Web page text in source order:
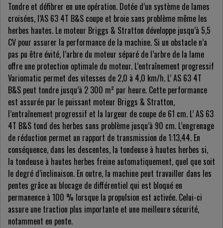
Tondre et défibrer en une opération. Dotée d’un système de lames
croisées, l’AS 63 4T B&S coupe et broie sans problème même les
herbes hautes. Le moteur Briggs & Stratton développe jusqu’à 5,5
CV pour assurer la performance de la machine. Si un obstacle n’a
pas pu être évité, l’arbre du moteur séparé de l’arbre de la lame
offre une protection optimale du moteur. L’entraînement progressif
Variomatic permet des vitesses de 2,0 à 4,0 km/h. L’ AS 63 4T
B&S peut tondre jusqu’à 2 300 m² par heure. Cette performance
est assurée par le puissant moteur Briggs & Stratton,
l’entraînement progressif et la largeur de coupe de 61 cm. L’ AS 63
4T B&S tond des herbes sans problème jusqu’à 90 cm. L’engrenage
de réduction permet un rapport de transmission de 1:13,44. En
conséquence, dans les descentes, la tondeuse à hautes herbes si,
la tondeuse à hautes herbes freine automatiquement, quel que soit
le degré d’inclinaison. En outre, la machine peut travailler dans les
pentes grâce au blocage de différentiel qui est bloqué en
permanence à 100 % lorsque la propulsion est activée. Celui-ci
assure une traction plus importante et une meilleure sécurité,
notamment en pente.